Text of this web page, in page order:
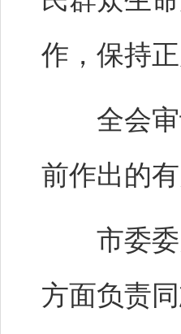
作，保持
全会审
前作出的有
市委委
方面负责